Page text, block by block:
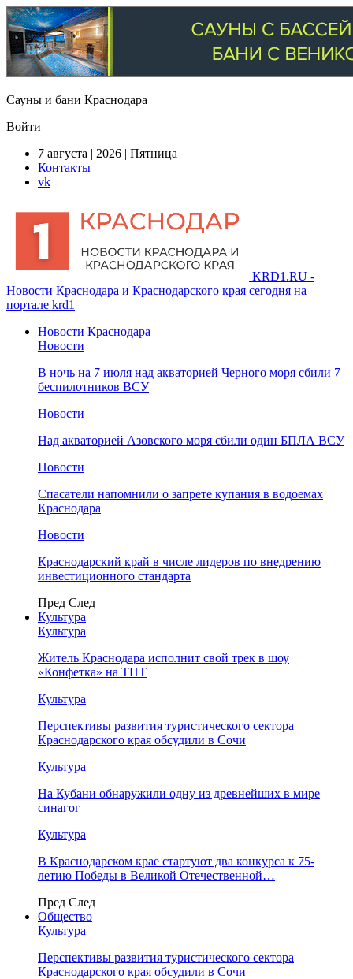
Сауны и бани Краснодара
Войти
7 августа | 2026 | Пятница
Контакты
vk
KRD1.RU -
Новости Краснодара и Краснодарского края сегодня на
портале krd1
Новости Краснодара
Новости
В ночь на 7 июля над акваторией Черного моря сбили 7
беспилотников ВСУ
Новости
Над акваторией Азовского моря сбили один БПЛА ВСУ
Новости
Спасатели напомнили о запрете купания в водоемах
Краснодара
Новости
Краснодарский край в числе лидеров по внедрению
инвестиционного стандарта
Пред След
Культура
Культура
Житель Краснодара исполнит свой трек в шоу
«Конфетка» на ТНТ
Культура
Перспективы развития туристического сектора
Краснодарского края обсудили в Сочи
Культура
На Кубани обнаружили одну из древнейших в мире
синагог
Культура
В Краснодарском крае стартуют два конкурса к 75-
летию Победы в Великой Отечественной…
Пред След
Общество
Культура
Перспективы развития туристического сектора
Краснодарского края обсудили в Сочи